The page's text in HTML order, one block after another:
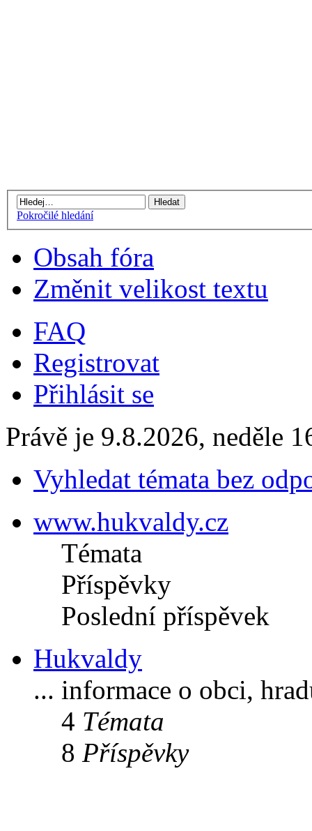
Pokročilé hledání
Obsah fóra
Změnit velikost textu
FAQ
Registrovat
Přihlásit se
Právě je 9.8.2026, neděle
Vyhledat témata bez
www.hukvaldy.cz
Témata
Příspěvky
Poslední příspěvek
Hukvaldy
... informace o obci,
4 Témata
8 Příspěvky